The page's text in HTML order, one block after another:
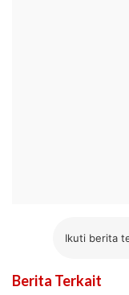
Ikuti berita
Berita Terkait